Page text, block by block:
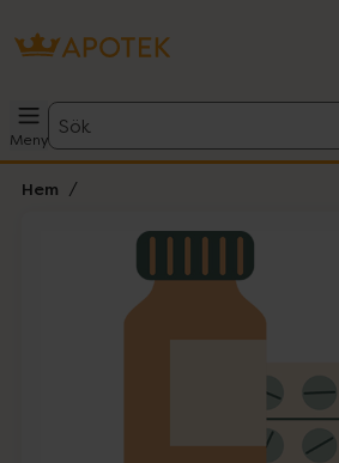
Meny
Sök
Hem
Lista: . Innehåller 1 objekt.